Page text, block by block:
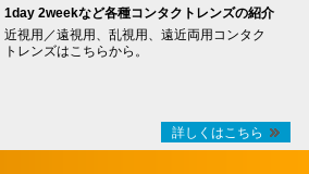
1day 2weekなど各種コンタクトレンズの紹介
近視用／遠視用、乱視用、遠近両用コンタク
トレンズはこちらから。
詳しくはこちら